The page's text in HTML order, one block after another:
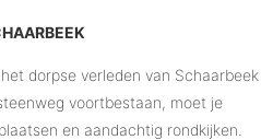
dorpse verleden van Schaarbeek
voortbestaan, moet je
en aandachtig rondkijken.